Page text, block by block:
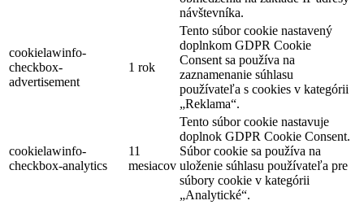
návštevníka.
cookielawinfo-
checkbox-
advertisement
1 rok
Tento súbor cookie nastavený
doplnkom GDPR Cookie
Consent sa používa na
zaznamenanie súhlasu
používateľa s cookies v kategórii
„Reklama“.
cookielawinfo-
checkbox-analytics
11
mesiacov
Tento súbor cookie nastavuje
doplnok GDPR Cookie Consent.
Súbor cookie sa používa na
uloženie súhlasu používateľa pre
súbory cookie v kategórii
„Analytické“.